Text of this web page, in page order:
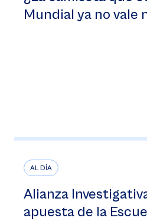
Mundial ya no vale
AL DÍA
Alianza
apuesta de la